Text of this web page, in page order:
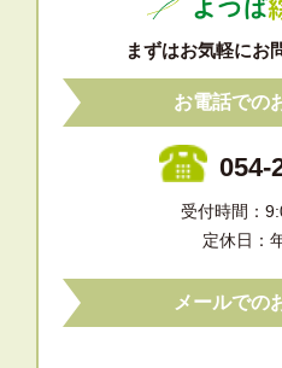
まずはお気軽にお
お電話での
054-
受付時間：
定休日：
メールでの